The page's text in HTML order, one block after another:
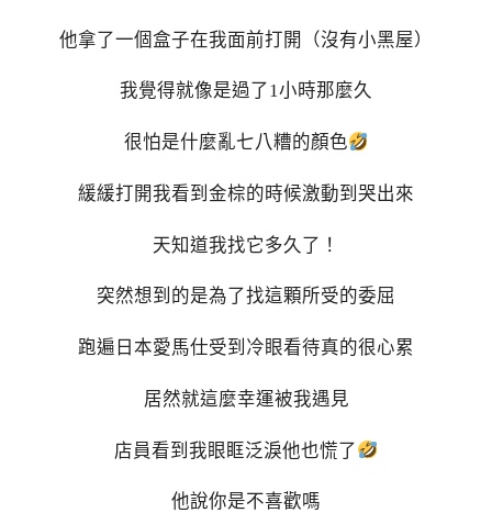
他拿了一個盒子在我面前打開（沒有小黑屋）
我覺得就像是過了1小時那麼久
很怕是什麼亂七八糟的顏色
緩緩打開我看到金棕的時候激動到哭出來
天知道我找它多久了！
突然想到的是為了找這顆所受的委屈
跑遍日本愛馬仕受到冷眼看待真的很心累
居然就這麼幸運被我遇見
店員看到我眼眶泛淚他也慌了
他說你是不喜歡嗎